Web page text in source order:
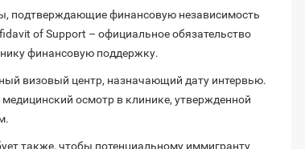
подтверждающие финансовую независимость
of Support – официальное обязательство
финансовую поддержку.
визовый центр, назначающий дату интервью.
осмотр в клинике, утвержденной
также, чтобы потенциальному иммигранту